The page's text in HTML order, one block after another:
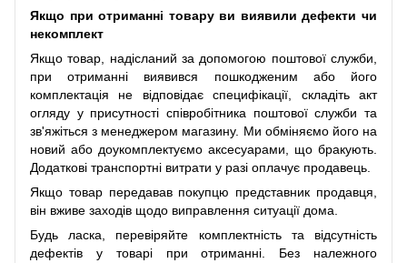
Якщо при отриманні товару ви виявили дефекти чи
некомплект
Якщо товар, надісланий за допомогою поштової служби,
при отриманні виявився пошкодженим або його
комплектація не відповідає специфікації, складіть акт
огляду у присутності співробітника поштової служби та
зв'яжіться з менеджером магазину. Ми обміняємо його на
новий або доукомплектуємо аксесуарами, що бракують.
Додаткові транспортні витрати у разі оплачує продавець.
Якщо товар передавав покупцю представник продавця,
він вживе заходів щодо виправлення ситуації дома.
Будь ласка, перевіряйте комплектність та відсутність
дефектів у товарі при отриманні. Без належного